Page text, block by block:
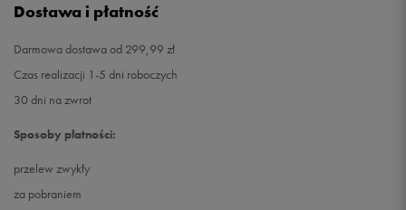
Dostawa i płatność
Darmowa dostawa od 299,99 zł
Czas realizacji 1-5 dni roboczych
30 dni na zwrot
Sposoby płatności:
przelew zwykły
za pobraniem